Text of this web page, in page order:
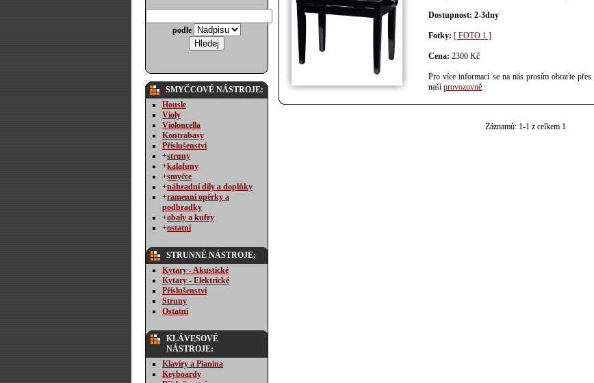
podle
SMYČCOVÉ NÁSTROJE:
Housle
Violy
Violoncella
Kontrabasy
Příslušenství
+struny
+kalafuny
+smyčce
+náhradní díly a doplňky
+ramenní opěrky a
podbradky
+obaly a kufry
+ostatní
STRUNNÉ NÁSTROJE:
Kytary - Akustické
Kytary - Elektrické
Příslušenství
Struny
Ostatní
KLÁVESOVÉ
NÁSTROJE:
Klavíry a Pianina
Keyboardy
Dostupnost: 2-3dny
Fotky: [ FOTO 1 ]
Cena: 2300 Kč
Pro více informací se na nás prosím obraťte přes
naší provozovně.
Záznamů: 1-1 z celkem 1